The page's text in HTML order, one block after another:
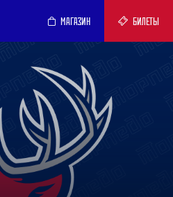
МАГАЗИН БИЛЕТЫ